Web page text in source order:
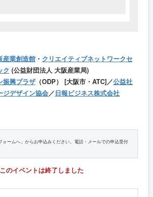
産業創造館 ・ クリエイティブネットワークセ
ク (公益財団法人 大阪産業局)
振興プラザ（ODP） [大阪市・ATC]／公益社
ジデザイン協会／日報ビジネス株式会社
ォームへ」からお申込みください。電話・メールでの申込受付
このイベントは終了しました